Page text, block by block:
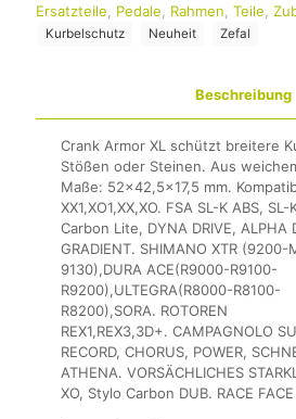
Ersatzteile
Pedale Rahmen Teile
Kurbelschutz Neuheit Zefal
Beschreibung
Crank Armor XL schützt breitere
Stößen oder Steinen. Aus
Maße: 52×42,5×17,5 mm.
XX1,XO1,XX,XO. FSA SL-K ABS,
Carbon Lite, DYNA DRIVE, ALPHA
GRADIENT. SHIMANO XTR
9130),DURA ACE(R9000-R9100-
R9200),ULTEGRA(R8000-R8100-
R8200),SORA. ROTOREN
REX1,REX3,3D+. CAMPAGNOLO
RECORD, CHORUS, POWER,
ATHENA. VORSÄCHLICHES
XO, Stylo Carbon DUB. RACE